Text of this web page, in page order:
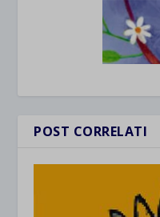
POST CORRELATI